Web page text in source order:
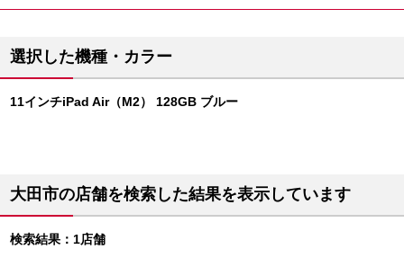
選択した機種・カラー
11インチiPad Air（M2） 128GB ブルー
大田市の店舗を検索した結果を表示しています
検索結果：1店舗